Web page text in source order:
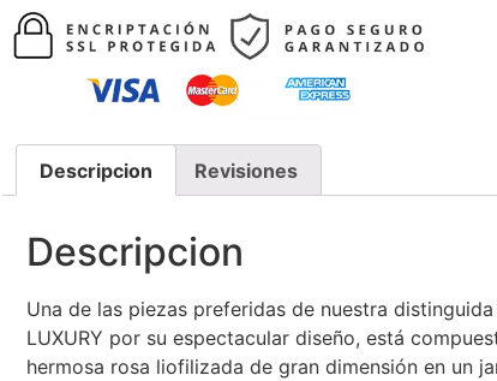
Descripcion Revisiones
Descripcion
Una de las piezas preferidas de nuestra
LUXURY por su espectacular diseño, está
hermosa rosa liofilizada de gran dimensión en un